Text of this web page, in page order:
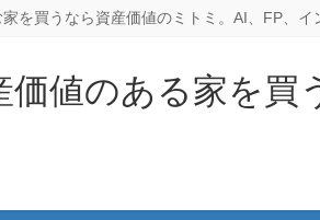
を買うなら資産価値のミトミ。AI、FP、イ